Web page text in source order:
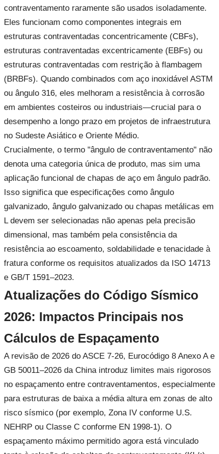
contraventamento raramente são usados isoladamente.
Eles funcionam como componentes integrais em
estruturas contraventadas concentricamente (CBFs),
estruturas contraventadas excentricamente (EBFs) ou
estruturas contraventadas com restrição à flambagem
(BRBFs). Quando combinados com aço inoxidável ASTM
ou ângulo 316, eles melhoram a resistência à corrosão
em ambientes costeiros ou industriais—crucial para o
desempenho a longo prazo em projetos de infraestrutura
no Sudeste Asiático e Oriente Médio.
Crucialmente, o termo "ângulo de contraventamento" não
denota uma categoria única de produto, mas sim uma
aplicação funcional de chapas de aço em ângulo padrão.
Isso significa que especificações como ângulo
galvanizado, ângulo galvanizado ou chapas metálicas em
L devem ser selecionadas não apenas pela precisão
dimensional, mas também pela consistência da
resistência ao escoamento, soldabilidade e tenacidade à
fratura conforme os requisitos atualizados da ISO 14713
e GB/T 1591–2023.
Atualizações do Código Sísmico
2026: Impactos Principais nos
Cálculos de Espaçamento
A revisão de 2026 do ASCE 7-26, Eurocódigo 8 Anexo A e
GB 50011–2026 da China introduz limites mais rigorosos
no espaçamento entre contraventamentos, especialmente
para estruturas de baixa a média altura em zonas de alto
risco sísmico (por exemplo, Zona IV conforme U.S.
NEHRP ou Classe C conforme EN 1998-1). O
espaçamento máximo permitido agora está vinculado